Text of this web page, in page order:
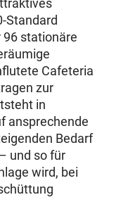
Standard
stationäre
Cafeteria
zur
in
ansprechende
Bedarf
und so für
wird, bei